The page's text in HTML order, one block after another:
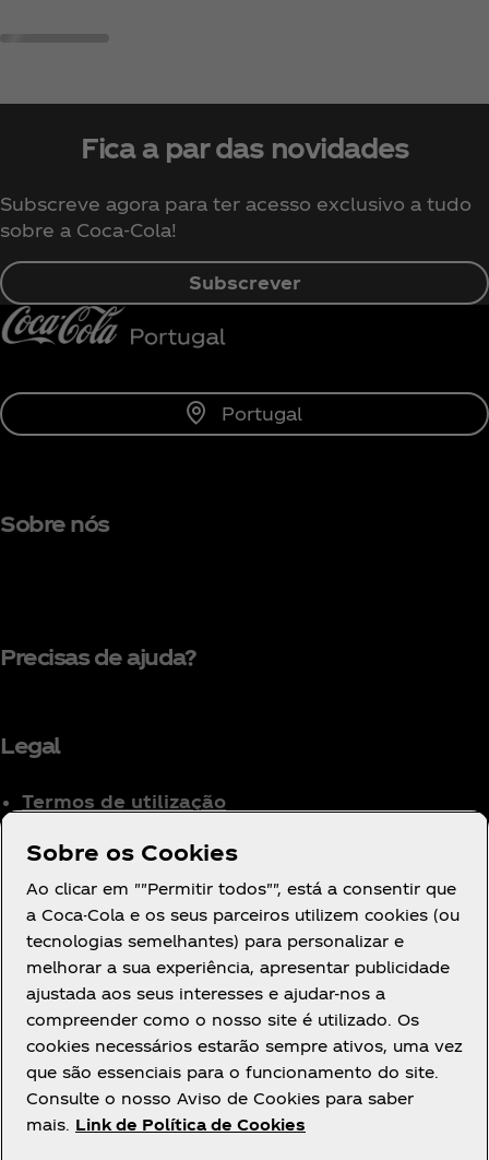
Fica a par das novidades
Subscreve agora para ter acesso exclusivo a tudo
sobre a Coca‑Cola!
Subscrever
Portugal
Sobre nós
Precisas de ajuda?
Legal
Termos de utilização
para Consumidores
Definições de cookies
Aviso de Cookies
Declaração de
Acessibilidade
Sobre os Cookies
Ao clicar em ""Permitir todos"", está a consentir que
a Coca-Cola e os seus parceiros utilizem cookies (ou
tecnologias semelhantes) para personalizar e
melhorar a sua experiência, apresentar publicidade
ajustada aos seus interesses e ajudar-nos a
compreender como o nosso site é utilizado. Os
cookies necessários estarão sempre ativos, uma vez
que são essenciais para o funcionamento do site.
Consulte o nosso Aviso de Cookies para saber
mais. Link de Política de Cookies